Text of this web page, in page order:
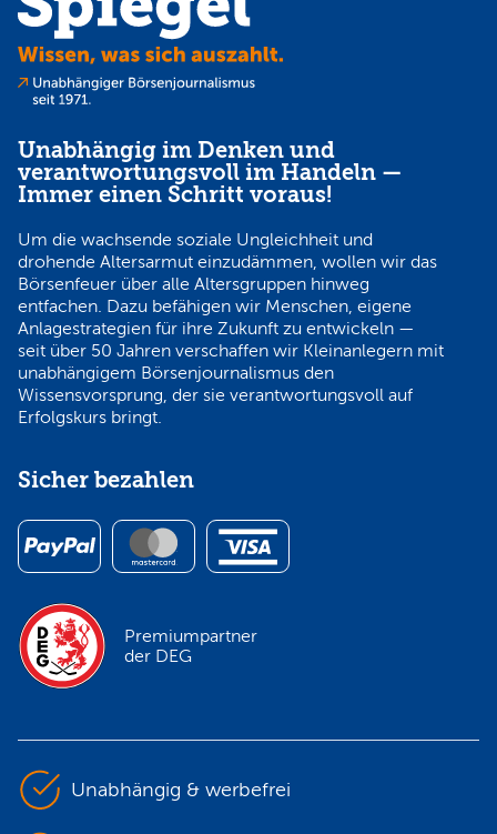
Unabhängig im Denken und
verantwortungsvoll im Handeln —
Immer einen Schritt voraus!
Um die wachsende soziale Ungleichheit und
drohende Altersarmut einzudämmen, wollen wir das
Börsenfeuer über alle Altersgruppen hinweg
entfachen. Dazu befähigen wir Menschen, eigene
Anlagestrategien für ihre Zukunft zu entwickeln —
seit über 50 Jahren verschaffen wir Kleinanlegern mit
unabhängigem Börsenjournalismus den
Wissensvorsprung, der sie verantwortungsvoll auf
Erfolgskurs bringt.
Sicher bezahlen
Premiumpartner
der DEG
Unabhängig & werbefrei